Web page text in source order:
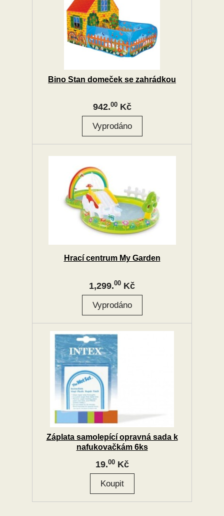
Bino Stan domeček se zahrádkou
942.00Kč
Hrací centrum My Garden
1,299.00 Kč
Záplata samolepící opravná sada k
nafukovačkám 6ks
19.00Kč